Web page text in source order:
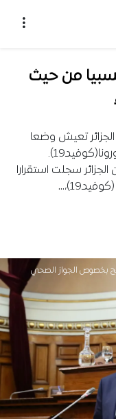
من حيث
الجزائر تعيش وضعا
مستقرا نسبيا فيما يخص تفشي وباء كورونا(كوفيد19).
الجزائر سجلت استقرارا
بخصوص الجواز الصحي